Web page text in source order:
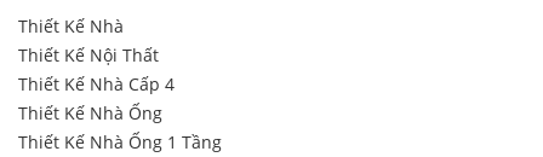
Thiết Kế Nhà
Thiết Kế Nội Thất
Thiết Kế Nhà Cấp 4
Thiết Kế Nhà Ống
Thiết Kế Nhà Ống 1 Tầng